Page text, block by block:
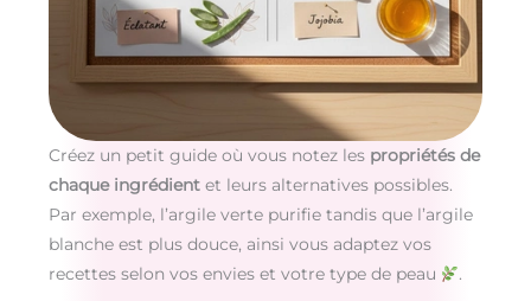
Créez un petit guide où vous notez les propriétés de
chaque ingrédientet leurs alternatives possibles.
Par exemple, l’argile verte purifie tandis que l’argile
blanche est plus douce, ainsi vous adaptez vos
recettes selon vos envies et votre type de peau
.